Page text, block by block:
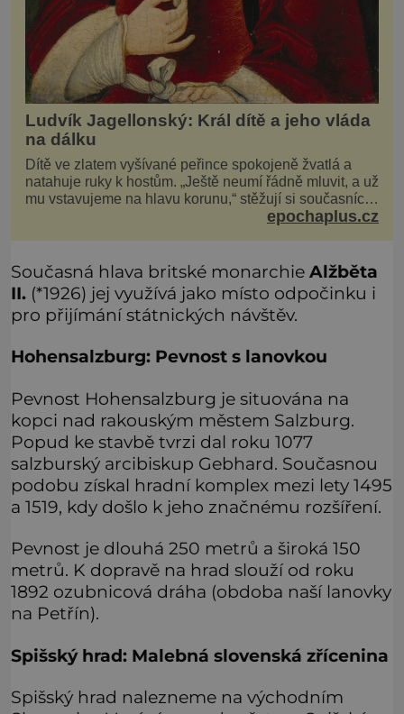
Ludvík Jagellonský: Král dítě a jeho vláda
na dálku
Dítě ve zlatem vyšívané peřince spokojeně žvatlá a
natahuje ruky k hostům. „Ještě neumí řádně mluvit, a už
mu vstavujeme na hlavu korunu,“ stěžují si současníci,
pro které je k neuvěření, že droboučký princ se dnes
epochaplus.cz
Současná hlava britské monarchie Alžběta
II. (*1926) jej využívá jako místo odpočinku i
pro přijímání státnických návštěv.
Hohensalzburg: Pevnost s lanovkou
Pevnost Hohensalzburg je situována na
kopci nad rakouským městem Salzburg.
Popud ke stavbě tvrzi dal roku 1077
salzburský arcibiskup Gebhard. Současnou
podobu získal hradní komplex mezi lety 1495
a 1519, kdy došlo k jeho značnému rozšíření.
Pevnost je dlouhá 250 metrů a široká 150
metrů. K dopravě na hrad slouží od roku
1892 ozubnicová dráha (obdoba naší lanovky
na Petřín).
Spišský hrad: Malebná slovenská zřícenina
Spišský hrad nalezneme na východním